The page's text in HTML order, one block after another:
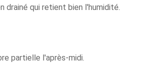
drainé qui retient bien l'humidité.
partielle l'après-midi.